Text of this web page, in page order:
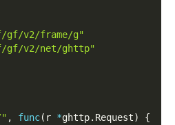
gf/v2/frame/g"
gf/v2/net/ghttp"
, func( r *ghttp. Request)
{